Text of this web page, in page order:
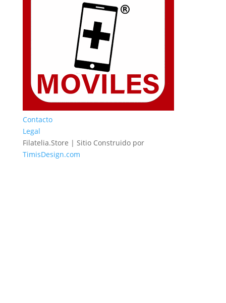
Contacto
Legal
Filatelia.Store | Sitio Construido por
TimisDesign.com